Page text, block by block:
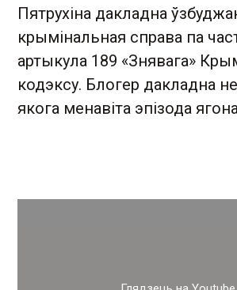
Пятрухіна дакладна
крымінальная справа па
артыкула 189 «Знявага»
кодэксу. Блогер дакладна
якога менавіта эпізода